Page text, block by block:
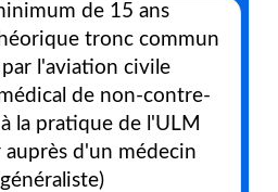
de 15 ans
tronc commun
l'aviation civile
de non-contre-
la pratique de l'ULM
auprès d'un médecin
généraliste)